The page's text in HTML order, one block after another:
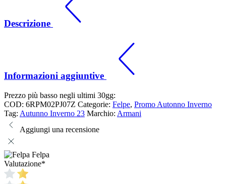
Descrizione
Informazioni aggiuntive
Prezzo più basso negli ultimi 30gg:
COD: 6RPM02PJ07Z Categorie: Felpe, Promo Autonno Inverno
Tag: Autunno Inverno 23 Marchio: Armani
Aggiungi una recensione
Felpa
Valutazione*